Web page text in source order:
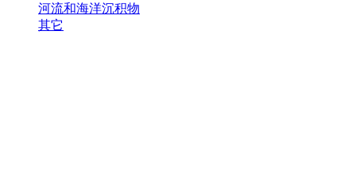
河流和海洋沉积物
其它